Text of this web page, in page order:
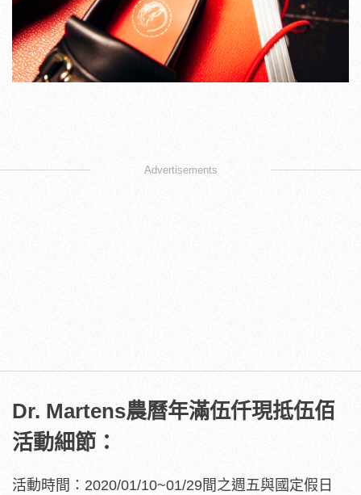
Advertisements
Dr. Martens農曆年滿伍仟現抵伍佰
活動細節：
活動時間：2020/01/10~01/29間之週五與國定假日